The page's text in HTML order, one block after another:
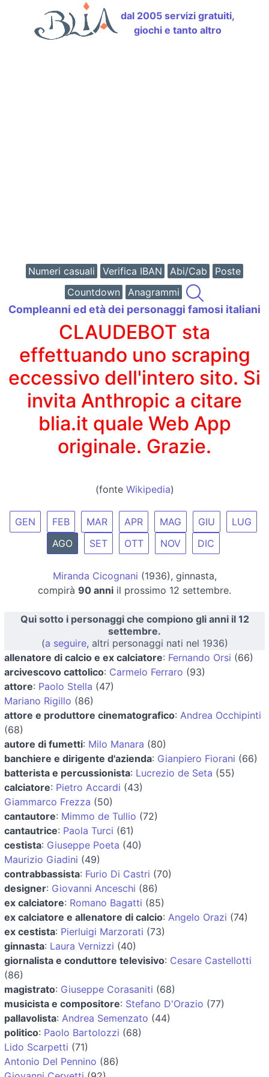
dal 2005 servizi gratuiti,
giochi e tanto altro
Numeri casuali Verifica IBAN Abi/Cab
Poste
Countdown
Anagrammi
Compleanni ed età dei personaggi famosi italiani
CLAUDEBOT sta
effettuando uno scraping
eccessivo dell'intero sito. Si
invita Anthropic a citare
blia.it quale Web App
originale. Grazie.
(fonte Wikipedia)
GEN FEB MAR APR MAG GIU
LUG
AGO
SET OTT NOV DIC
Miranda Cicognani (1936), ginnasta,
compirà 90 anni il prossimo 12 settembre.
Qui sotto i personaggi che compiono gli anni il 12
settembre.
(a seguire, altri personaggi nati nel 1936)
allenatore di calcio e ex calciatore: Fernando Orsi (66)
arcivescovo cattolico: Carmelo Ferraro (93)
attore: Paolo Stella (47)
Mariano Rigillo (86)
attore e produttore cinematografico: Andrea Occhipinti
(68)
autore di fumetti: Milo Manara (80)
banchiere e dirigente d'azienda: Gianpiero Fiorani (66)
batterista e percussionista: Lucrezio de Seta (55)
calciatore: Pietro Accardi (43)
Giammarco Frezza (50)
cantautore: Mimmo de Tullio (72)
cantautrice: Paola Turci (61)
cestista: Giuseppe Poeta (40)
Maurizio Giadini (49)
contrabbassista: Furio Di Castri (70)
designer: Giovanni Anceschi (86)
ex calciatore: Romano Bagatti (85)
ex calciatore e allenatore di calcio: Angelo Orazi (74)
ex cestista: Pierluigi Marzorati (73)
ginnasta: Laura Vernizzi (40)
giornalista e conduttore televisivo: Cesare Castellotti
(86)
magistrato: Giuseppe Corasaniti (68)
musicista e compositore: Stefano D'Orazio (77)
pallavolista: Andrea Semenzato (44)
politico: Paolo Bartolozzi (68)
Lido Scarpetti (71)
Antonio Del Pennino (86)